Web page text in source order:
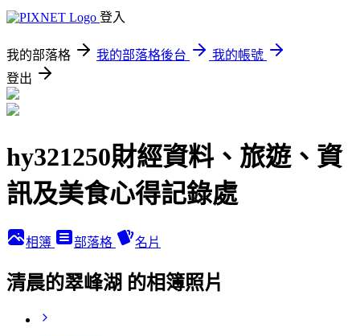
登入
我的部落格 我的部落格後台
我的帳號
登出
hy321250財經資料、旅遊、資
訊及美食心得記錄處
相簿 部落格 名片
清晨的翠峰湖 的相簿照片